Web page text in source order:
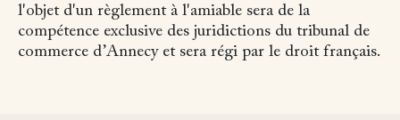
l'objet d'un règlement à l'amiable sera de la
compétence exclusive des juridictions du tribunal de
commerce d’Annecy et sera régi par le droit français.